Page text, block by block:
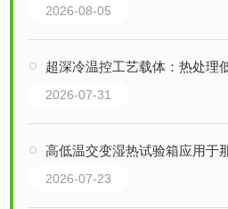
2026-08-05
超深冷温控工艺载体：热处理低
2026-07-31
高低温交变湿热试验箱应用于
2026-07-23